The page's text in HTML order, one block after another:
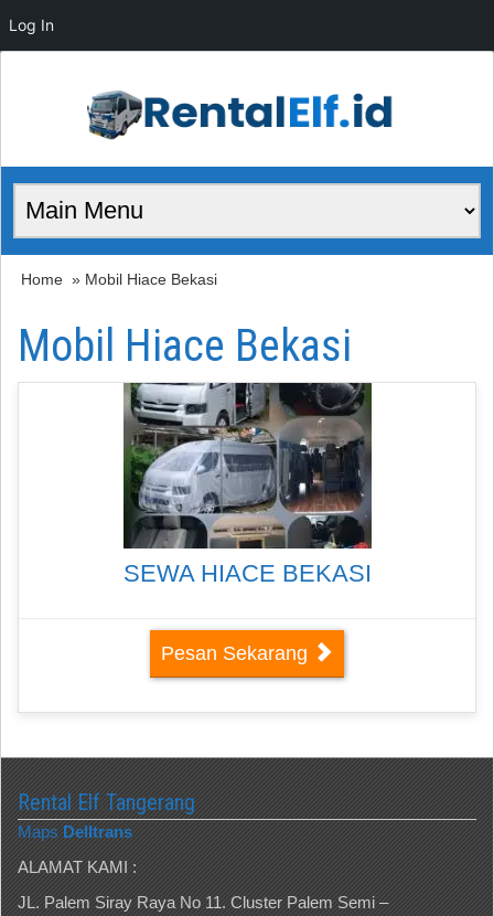
Home » Mobil Hiace Bekasi
Mobil Hiace Bekasi
SEWA HIACE BEKASI
Pesan Sekarang
Rental Elf Tangerang
Maps Delltrans
ALAMAT KAMI :
JL. Palem Siray Raya No 11. Cluster Palem Semi –
Log In